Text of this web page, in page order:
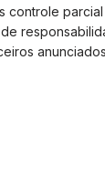
controle